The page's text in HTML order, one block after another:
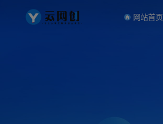
网站首页